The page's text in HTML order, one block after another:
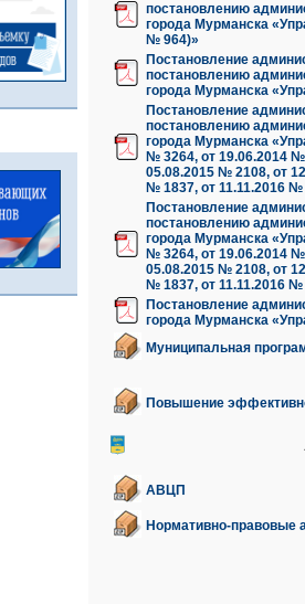
постановлению
города Мурманска
№ 964)»
Постановление
постановлению
города Мурманска
Постановление
постановлению
города Мурманска
№ 3264, от 19.06.2014
05.08.2015 № 2108, от
№ 1837, от 11.11.2016
Постановление
постановлению
города Мурманска
№ 3264, от 19.06.2014
05.08.2015 № 2108, от
№ 1837, от 11.11.2016
Постановление
города Мурманска
Муниципальная
Повышение
АВЦП
Нормативно-правовые